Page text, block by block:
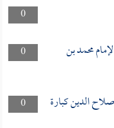
0
0
محمد بن
0
الدين كبارة